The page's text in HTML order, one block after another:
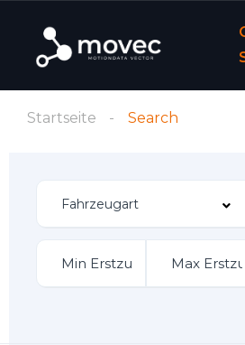
Startseite Search